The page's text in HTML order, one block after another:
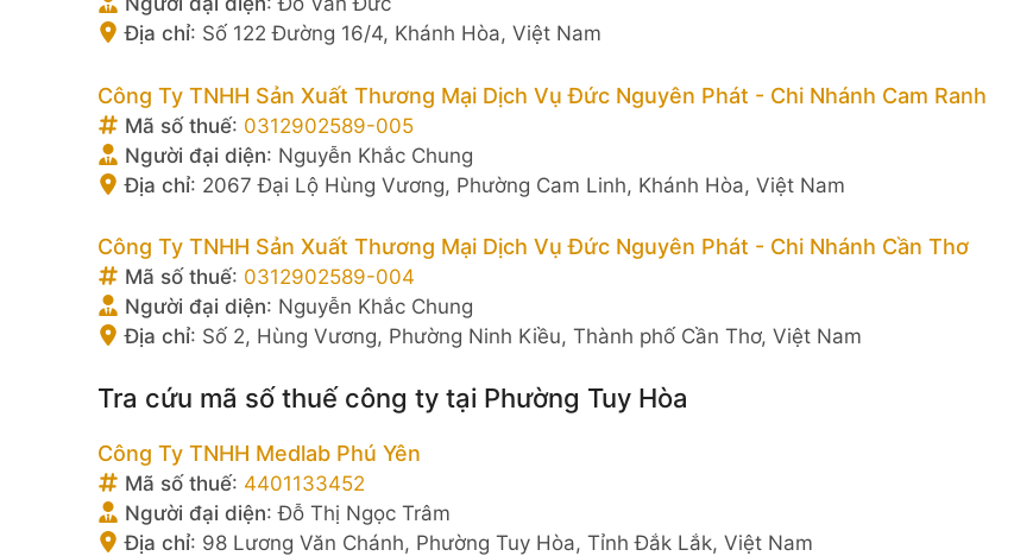
Địa chỉ: Số 122 Đường 16/4, Khánh Hòa, Việt Nam
Công Ty TNHH Sản Xuất Thương Mại Dịch Vụ Đức Nguyên Phát - Chi Nhánh Cam Ranh
Mã số thuế: 0312902589-005
Người đại diện: Nguyễn Khắc Chung
Địa chỉ: 2067 Đại Lộ Hùng Vương, Phường Cam Linh, Khánh Hòa, Việt Nam
Công Ty TNHH Sản Xuất Thương Mại Dịch Vụ Đức Nguyên Phát - Chi Nhánh Cần Thơ
Mã số thuế: 0312902589-004
Người đại diện: Nguyễn Khắc Chung
Địa chỉ: Số 2, Hùng Vương, Phường Ninh Kiều, Thành phố Cần Thơ, Việt Nam
Tra cứu mã số thuế công ty tại Phường Tuy Hòa
Công Ty TNHH Medlab Phú Yên
Mã số thuế: 4401133452
Người đại diện:Đỗ Thị Ngọc Trâm
Địa chỉ: 98 Lương Văn Chánh, Phường Tuy Hòa, Tỉnh Đắk Lắk, Việt Nam